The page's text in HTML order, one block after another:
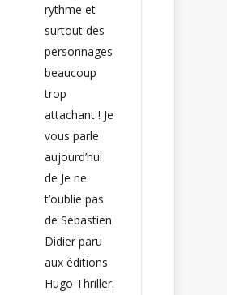
rythme et
surtout des
personnages
beaucoup
trop
attachant ! Je
vous parle
aujourd’hui
de Je ne
t’oublie pas
de Sébastien
Didier paru
aux éditions
Hugo Thriller.